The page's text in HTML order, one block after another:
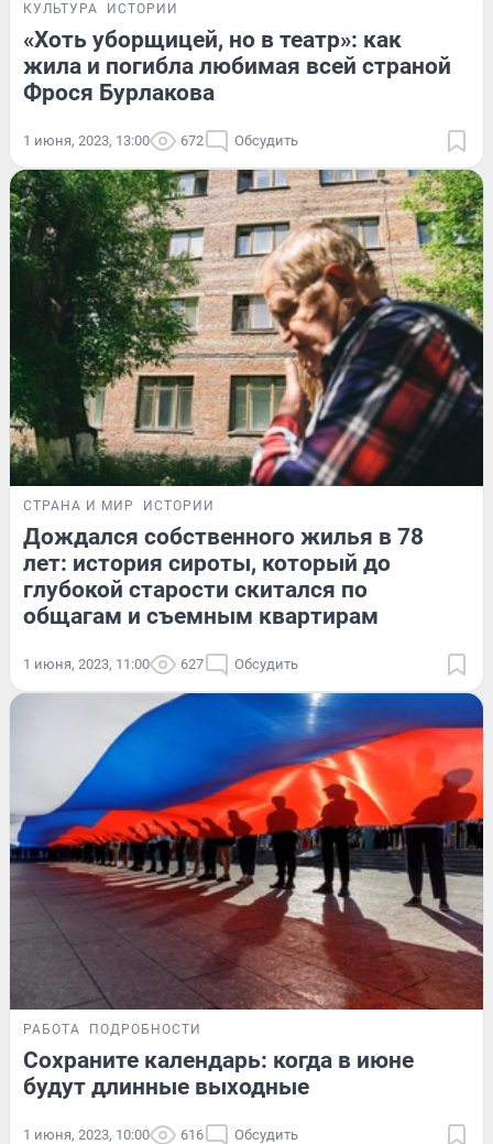
КУЛЬТУРА ИСТОРИИ
«Хоть уборщицей, но в театр»: как
жила и погибла любимая всей страной
Фрося Бурлакова
1 июня, 2023, 13:00 672 Обсудить
СТРАНА И МИР ИСТОРИИ
Дождался собственного жилья в 78
лет: история сироты, который до
глубокой старости скитался по
общагам и съемным квартирам
1 июня, 2023, 11:00 627 Обсудить
РАБОТА ПОДРОБНОСТИ
Сохраните календарь: когда в июне
будут длинные выходные
1 июня, 2023, 10:00 616 Обсудить